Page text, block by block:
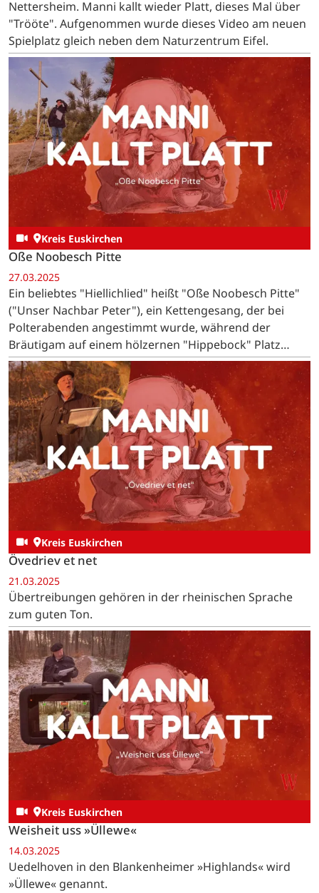
Nettersheim. Manni kallt wieder Platt, dieses Mal über
"Trööte". Aufgenommen wurde dieses Video am neuen
Spielplatz gleich neben dem Naturzentrum Eifel.
Kreis Euskirchen
Oße Noobesch Pitte
27.03.2025
Ein beliebtes "Hiellichlied" heißt "Oße Noobesch Pitte"
("Unser Nachbar Peter"), ein Kettengesang, der bei
Polterabenden angestimmt wurde, während der
Bräutigam auf einem hölzernen "Hippebock" Platz
nehmen musste.
Kreis Euskirchen
Övedriev et net
21.03.2025
Übertreibungen gehören in der rheinischen Sprache
zum guten Ton.
Kreis Euskirchen
Weisheit uss »Üllewe«
14.03.2025
Uedelhoven in den Blankenheimer »Highlands« wird
»Üllewe« genannt.